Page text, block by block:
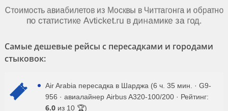
Самые дешевые рейсы с пересадками и городами
стыковок:
Air Arabia пересадка в Шарджа (6 ч. 35 мин. · G9-
956 · авиалайнер Airbus A320-100/200 · Рейтинг:
6.0 из 10 🏆)